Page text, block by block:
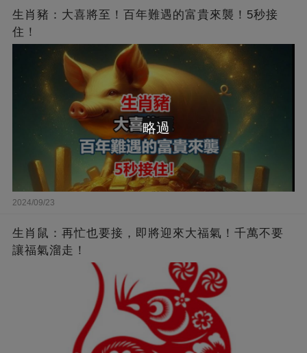
生肖豬：大喜將至！百年難遇的富貴來襲！5秒接
住！
2024/09/23
生肖鼠：再忙也要接，即將迎來大福氣！千萬不要
讓福氣溜走！
略過